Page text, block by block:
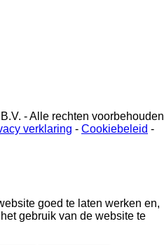
- Alle rechten voorbehouden
verklaring - Cookiebeleid -
goed te laten werken en,
gebruik van de website te